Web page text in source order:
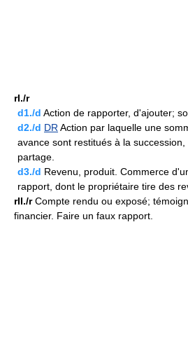
rI./r
d1./d Action de rapporter, d'ajouter;
d2./d DR Action par laquelle une
avance sont restitués à la
partage.
d3./d Revenu, produit. Commerce
rapport, dont le propriétaire tire des
rII./rCompte rendu ou exposé;
financier. Faire un faux rapport.